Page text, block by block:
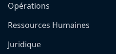
Opérations
Ressources Humaines
Juridique